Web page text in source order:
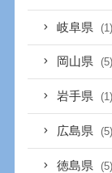
岐阜県 (1)
岡山県 (5)
岩手県 (1)
広島県 (5)
徳島県 (5)